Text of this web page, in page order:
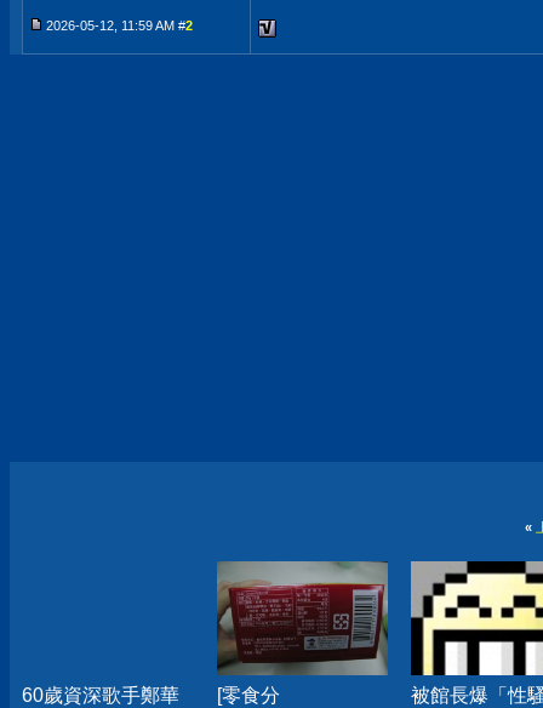
2026-05-12, 11:59 AM #2
«
60歲資深歌手鄭華
[零食分
被館長爆「性